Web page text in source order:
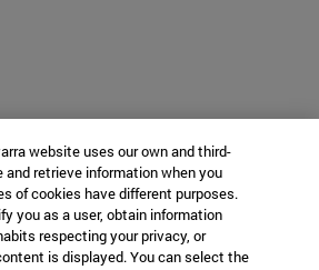
website uses our own and third-
retrieve information when you
of cookies have different purposes.
you as a user, obtain information
respecting your privacy, or
is displayed. You can select the